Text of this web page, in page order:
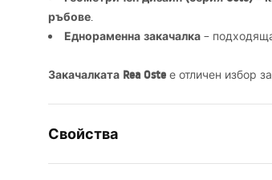
ръбове.
Еднораменна закачалка –
Закачалката Rea Oste е отличен избор
Свойства